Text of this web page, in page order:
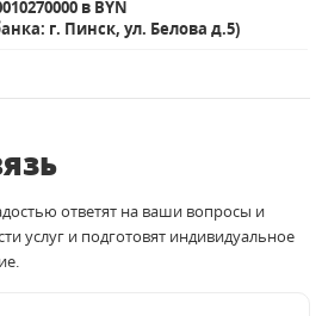
в BYN
г. Пинск, ул. Белова д.5)
ответят на ваши вопросы и
услуг и подготовят индивидуальное